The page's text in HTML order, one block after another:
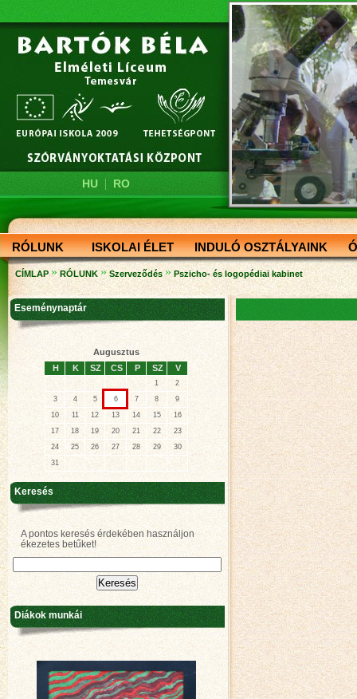
HU| RO
RÓLUNK ISKOLAI ÉLET INDULÓ OSZTÁLYAINK
CÍMLAP » RÓLUNK » Szerveződés » Pszicho- és logopédiai kabinet
Eseménynaptár
Augusztus
H
K SZ CS P SZ V
1
2
3
4 5 6 7 8
9
10
11 12 13 14 15
16
17
18 19 20 21 22
23
24
25 26 27 28 29
30
31
Keresés
A pontos keresés érdekében használjon
ékezetes betűket!
Diákok munkái